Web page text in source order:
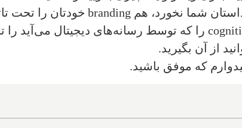
شما نخورد، هم branding خودتان را تحت
را که توسط رسانه‌های دیجیتال می‌آید را
از آن بگیرید.
که موفق باشید.